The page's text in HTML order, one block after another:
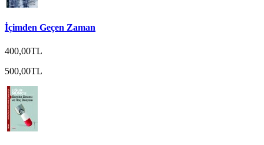
İçimden Geçen Zaman
400,00TL
500,00TL